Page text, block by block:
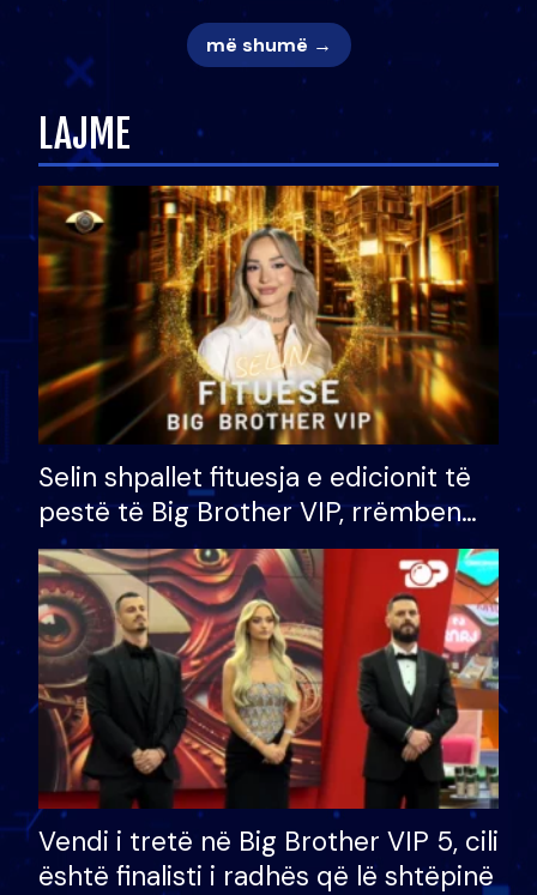
më shumë →
LAJME
Selin shpallet fituesja e edicionit të
pestë të Big Brother VIP, rrëmben
çmimin e madh prej 100 mijë eurosh
Vendi i tretë në Big Brother VIP 5, cili
është finalisti i radhës që lë shtëpinë